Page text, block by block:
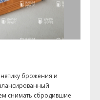
брожения и
снимать сбродившие